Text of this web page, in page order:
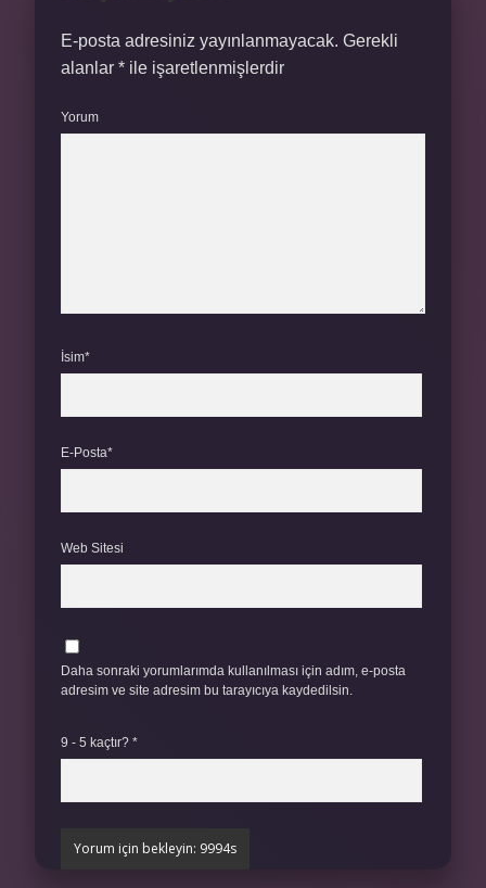
E-posta adresiniz yayınlanmayacak. Gerekli
alanlar * ile işaretlenmişlerdir
Yorum
İsim*
E-Posta*
Web Sitesi
Daha sonraki yorumlarımda kullanılması için adım, e-posta
adresim ve site adresim bu tarayıcıya kaydedilsin.
9 - 5 kaçtır? *